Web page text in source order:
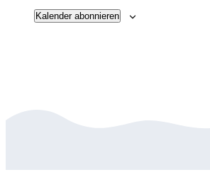
Kalender abonnieren